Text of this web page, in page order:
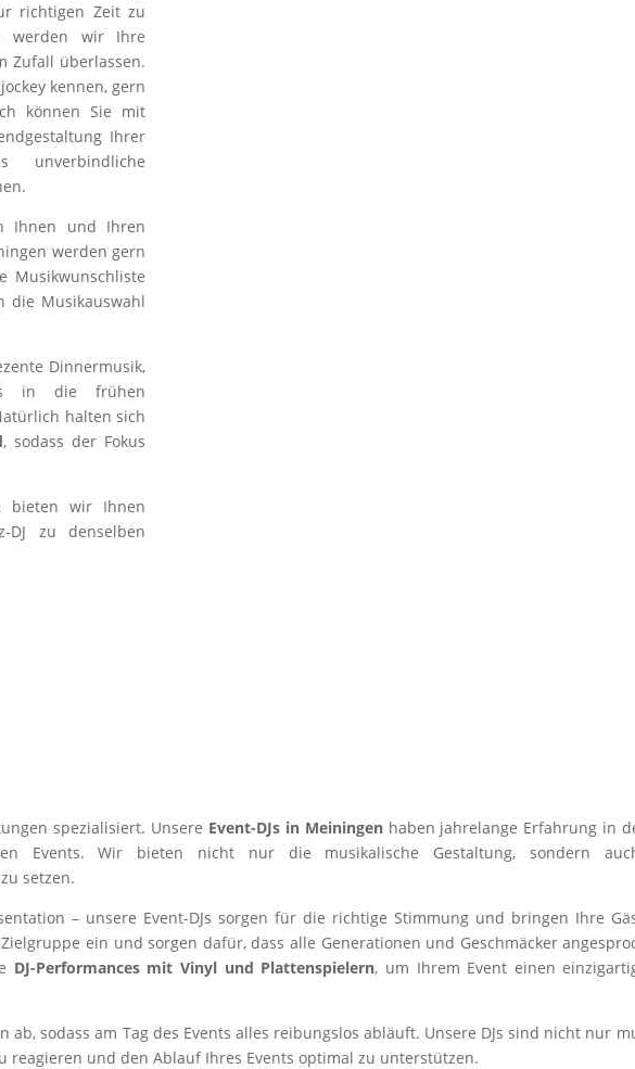
richtigen Zeit zu
werden wir Ihre
Zufall überlassen.
kennen, gern
können Sie mit
Ihrer
unverbindliche
Ihnen und Ihren
werden gern
Musikwunschliste
die Musikauswahl
Dinnermusik,
in die frühen
halten sich
, sodass der Fokus
bieten wir Ihnen
DJ zu denselben
spezialisiert. Unsere Event-DJs in Meiningen haben jahrelange Erfahrung in
Events. Wir bieten nicht nur die musikalische Gestaltung, sondern
setzen.
– unsere Event-DJs sorgen für die richtige Stimmung und bringen Ihre
ein und sorgen dafür, dass alle Generationen und Geschmäcker
DJ-Performances mit Vinyl und Plattenspielern, um Ihrem Event einen
sodass am Tag des Events alles reibungslos abläuft. Unsere DJs sind nicht nur
und den Ablauf Ihres Events optimal zu unterstützen.